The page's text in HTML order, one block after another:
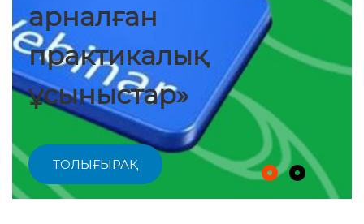
арналған
практикалық
ұсыныстар»
ТОЛЫҒЫРАҚ